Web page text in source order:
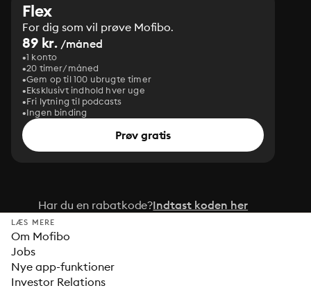
Flex
For dig som vil prøve Mofibo.
89 kr. /måned
1 konto
20 timer/måned
Gem op til 100 ubrugte timer
Eksklusivt indhold hver uge
Fri lytning til podcasts
Ingen binding
Prøv gratis
Har du en rabatkode?Indtast koden her
LÆS MERE
Om Mofibo
Jobs
Nye app-funktioner
Investor Relations